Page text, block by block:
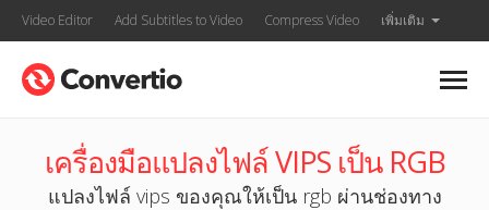
Video Editor Add Subtitles to Video Compress Video เพิ่มเติม
เครื่องมือแปลงไฟล์ VIPS เป็น RGB
แปลงไฟล์ vips ของคุณให้เป็น rgb ผ่านช่องทาง